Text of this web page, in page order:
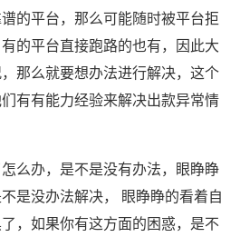
的平台，那么可能随时被平台拒
的平台直接跑路的也有，因此大
那么就要想办法进行解决，这个
有有能力经验来解决出款异常情
么办，是不是没有办法，眼睁睁
是没办法解决， 眼睁睁的看着自
，如果你有这方面的困惑，是不